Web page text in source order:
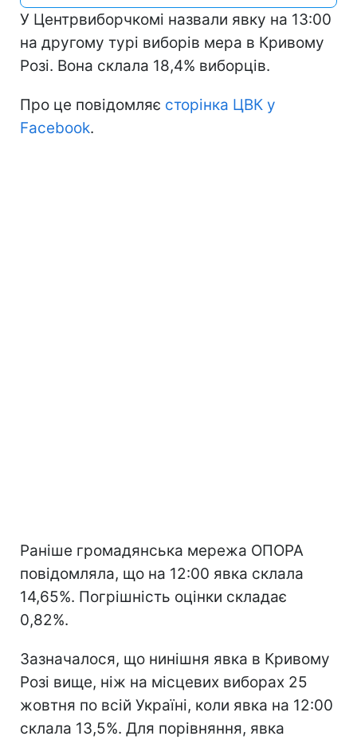
У Центрвиборчкомі назвали явку на 13:00
на другому турі виборів мера в Кривому
Розі. Вона склала 18,4% виборців.
Про це повідомляє сторінка ЦВК у
Facebook.
Раніше громадянська мережа ОПОРА
повідомляла, що на 12:00 явка склала
14,65%. Погрішність оцінки складає
0,82%.
Зазначалося, що нинішня явка в Кривому
Розі вище, ніж на місцевих виборах 25
жовтня по всій Україні, коли явка на 12:00
склала 13,5%. Для порівняння, явка